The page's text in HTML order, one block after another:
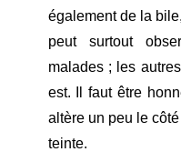
également de la
peut surtout
malades ; les
est. Il faut être
altère un peu le
teinte.